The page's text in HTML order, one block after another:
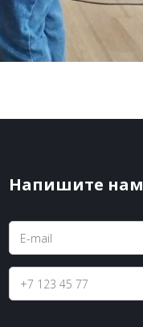
Напишите нам